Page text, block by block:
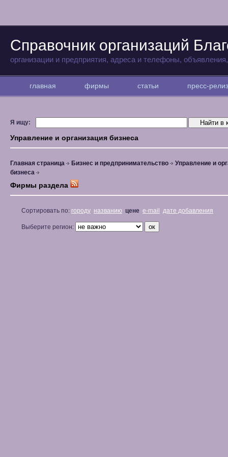
Справочник организаций
организации и предприятия, адреса и телефоны,
главная фирмы статьи пресс-
Я ищу:
Управление и организация бизнеса
Главная страница Бизнес и предпринимательство
Управление и
бизнеса
Фирмы раздела
Сортировать по: городу названию цене e-mail дате добавления
Выберите регион: